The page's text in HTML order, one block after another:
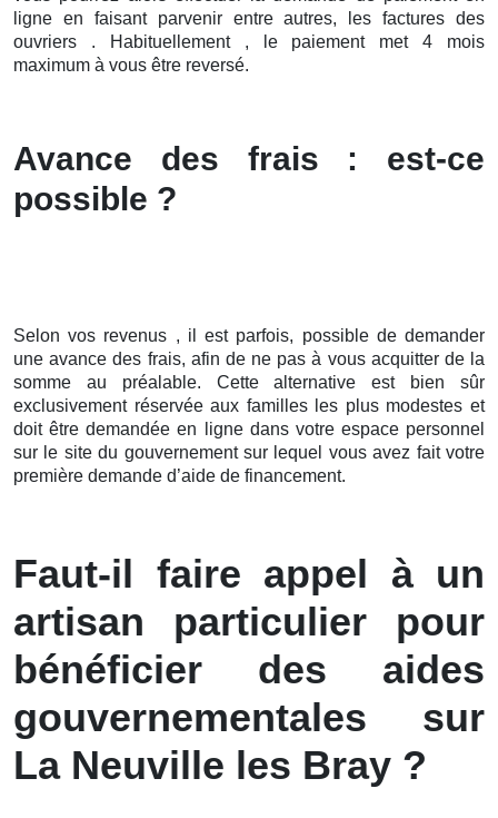
ligne en faisant parvenir entre autres, les factures des
ouvriers . Habituellement , le paiement met 4 mois
maximum à vous être reversé.
Avance des frais : est-ce
possible ?
Selon vos revenus , il est parfois, possible de demander
une avance des frais, afin de ne pas à vous acquitter de la
somme au préalable. Cette alternative est bien sûr
exclusivement réservée aux familles les plus modestes et
doit être demandée en ligne dans votre espace personnel
sur le site du gouvernement sur lequel vous avez fait votre
première demande d’aide de financement.
Faut-il faire appel à un
artisan particulier pour
bénéficier des aides
gouvernementales sur
La Neuville les Bray ?